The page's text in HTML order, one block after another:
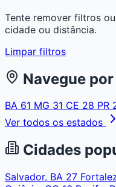
Tente remover filtros
cidade ou distância.
Limpar filtros
Navegue
BA 61 MG 31 CE 28 PR
Ver todos os estados
Cidades
Salvador, BA 27